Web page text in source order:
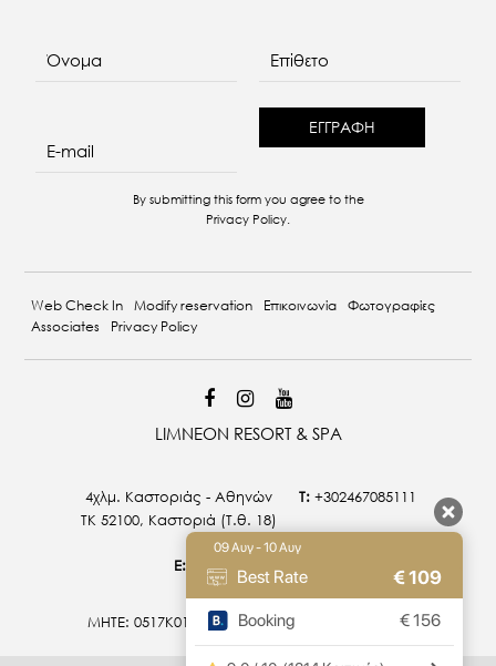
By submitting this form you agree to the
Privacy Policy.
Web Check In Modify reservation Επικοινωνία
Φωτογραφίες
Associates
Privacy Policy
LIMNEON RESORT & SPA
4χλμ. Καστοριάς - Αθηνών
ΤΚ 52100, Καστοριά (T.θ. 18)
T: +302467085111
E: info@limneon.com
MHTE: 0517Κ015Α0027800 | 0517Κ014Α0026900
09 Αυγ - 10 Αυγ
Best Rate €109
Booking €156